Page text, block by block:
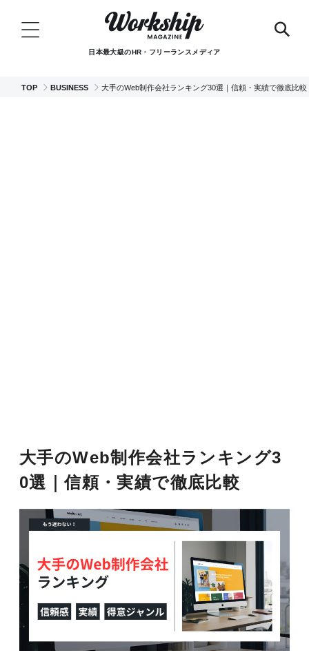
日本最大級のHR・フリーランスメディア
TOP BUSINESS 大手のWeb制作会社ランキング30選｜信頼・実績で徹底比較
大手のWeb制作会社ランキング3
0選｜信頼・実績で徹底比較